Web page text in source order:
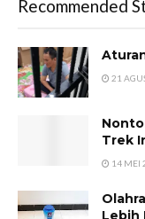
Recommended
21
Trek
14 MEI
Lebih